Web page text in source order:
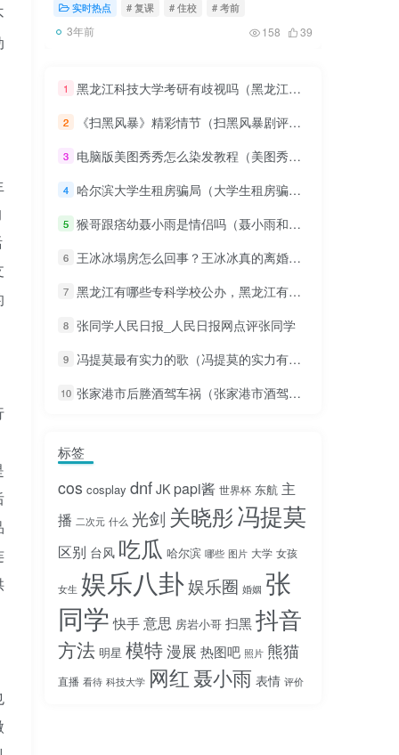
实时热点 # 复课 # 住校 # 考前
3年前 158 39
1 黑龙江科技大学考研有歧视吗（黑龙江科技大学可不可以考研）
2 《扫黑风暴》精彩情节（扫黑风暴剧评微博豆瓣）
3 电脑版美图秀秀怎么染发教程（美图秀秀的染发软件）
4 哈尔滨大学生租房骗局（大学生租房骗局）
5 猴哥跟痞幼聂小雨是情侣吗（聂小雨和猴哥跟痞幼什么关系）
6 王冰冰塌房怎么回事？王冰冰真的离婚了吗？王冰冰个人资料
7 黑龙江有哪些专科学校公办，黑龙江有哪些专科学校很好
8 张同学人民日报_人民日报网点评张同学
9 冯提莫最有实力的歌（冯提莫的实力有多强）
10 张家港市后塍酒驾车祸（张家港市酒驾视频）
标签
cos cosplay dnf JK papi酱 世界杯 东航 主
播 二次元 什么 光剑 关晓彤冯提莫
区别 台风 吃瓜 哈尔滨 哪些 图片 大学 女孩
女生 娱乐八卦娱乐圈 婚姻 张
同学 快手意思 房岩小哥 扫黑抖音
方法 明星 模特漫展 热图吧 照片 熊猫
直播 看待 科技大学 网红 聂小雨 表情 评价